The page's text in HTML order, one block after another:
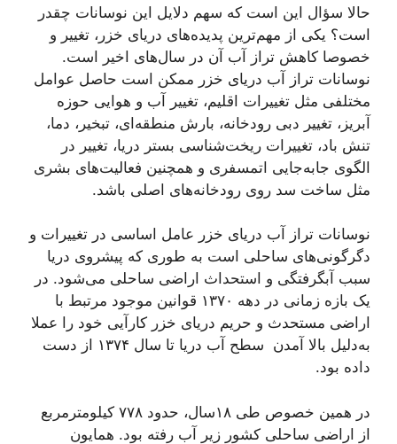
حالا سؤال این است که سهم دلایل این نوسانات چقدر
است؟ یکی از مهم‌ترین پدیده‌های دریای خزر، تغییر و
خصوصا کاهش تراز آب آن در سال‌های اخیر است.
نوسانات تراز آب دریای خزر ممکن است حاصل عوامل
مختلفی مثل تغییرات اقلیم، تغییر آب و هوایی حوزه
آبریز، تغییر دبی رودخانه، بارش منطقه‌ای، تبخیر، دما،
تنش باد، تغییرات ریخت‌شناسی بستر دریا، تغییر در
الگوی جابه‌جایی اتمسفری و همچنین فعالیت‌های بشری
مثل ساخت سد روی رودخانه‌های اصلی باشد.
نوسانات تراز آ‌ب دریای خزر عامل اساسی در تغییرات و
دگرگونی‌های ساحلی است به طوری که پیشروی دریا
سبب آبگرفتگی و استحداث اراضی ساحلی می‌شود. در
یک بازه زمانی در دهه ۱۳۷۰ قوانین موجود مرتبط با
اراضی مستحدث و حریم دریای خزر کارآیی خود را عملا
به‌دلیل بالا آمدن سطح آب دریا تا سال ۱۳۷۴ از دست
داده‌ بود.
در همین خصوص طی ۱۸سال، حدود ۷۷۸ کیلومترمربع
از اراضی ساحلی کشور زیر آب رفته بود. همایون